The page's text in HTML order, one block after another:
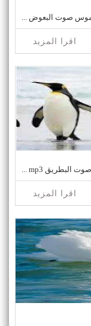
اقرا المزيد
اقرا المزيد